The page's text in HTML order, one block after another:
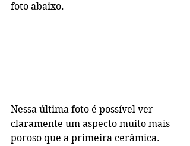
foto abaixo.
Nessa última foto é possível ver
claramente um aspecto muito mais
poroso que a primeira cerâmica.